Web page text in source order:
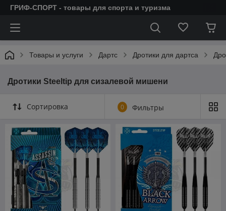
ГРИФ-СПОРТ - товары для спорта и туризма
Товары и услуги Дартс Дротики для дартса
Дротики Steeltip для сизалевой мишени
Сортировка 0 Фильтры